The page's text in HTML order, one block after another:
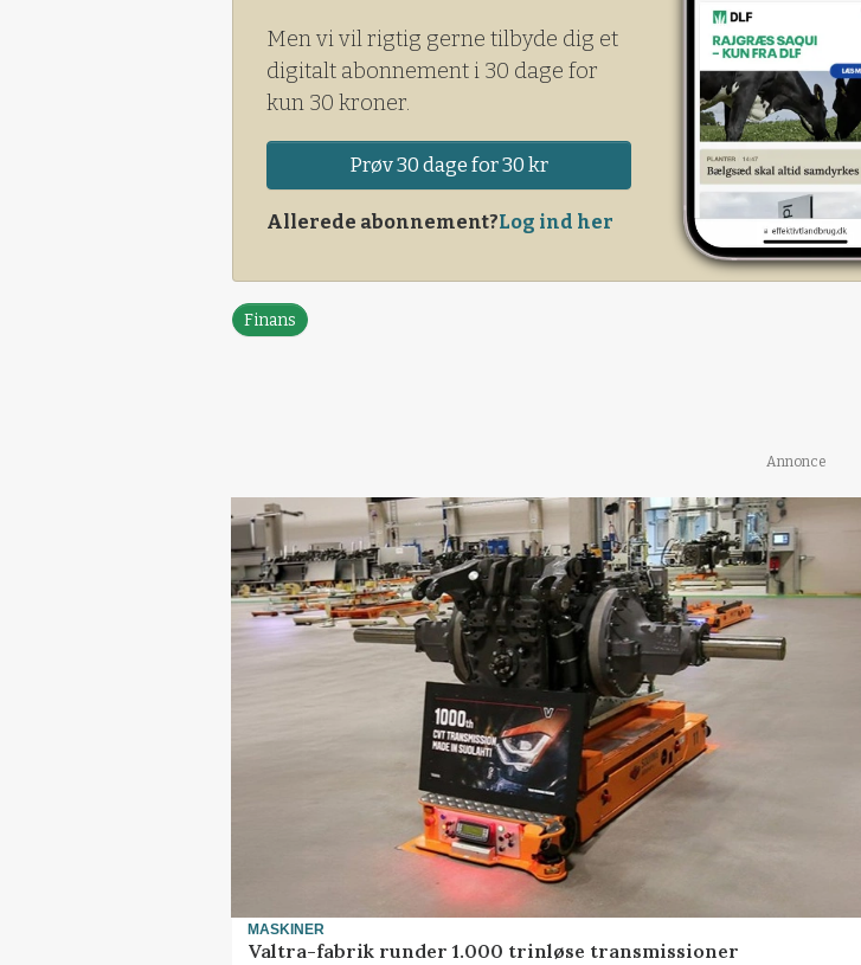
Men vi vil rigtig gerne tilbyde dig et
digitalt abonnement i 30 dage for
kun 30 kroner.
Prøv 30 dage for 30 kr
Allerede abonnement?Log ind her
Finans
Annonce
MASKINER
Valtra-fabrik runder 1.000 trinløse transmissioner